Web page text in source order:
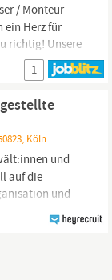
/ Monteur
ein Herz für
richtig! Unsere
(wieder) zum
oder Zylinder:
1
Köln
und
auf die
und
Assistant
Teams